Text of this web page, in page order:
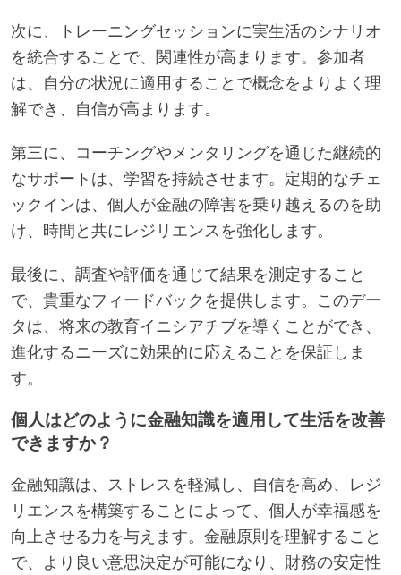
次に、トレーニングセッションに実生活のシナリオ
を統合することで、関連性が高まります。参加者
は、自分の状況に適用することで概念をよりよく理
解でき、自信が高まります。
第三に、コーチングやメンタリングを通じた継続的
なサポートは、学習を持続させます。定期的なチェ
ックインは、個人が金融の障害を乗り越えるのを助
け、時間と共にレジリエンスを強化します。
最後に、調査や評価を通じて結果を測定すること
で、貴重なフィードバックを提供します。このデー
タは、将来の教育イニシアチブを導くことができ、
進化するニーズに効果的に応えることを保証しま
す。
個人はどのように金融知識を適用して生活を改善
できますか？
金融知識は、ストレスを軽減し、自信を高め、レジ
リエンスを構築することによって、個人が幸福感を
向上させる力を与えます。金融原則を理解すること
で、より良い意思決定が可能になり、財務の安定性